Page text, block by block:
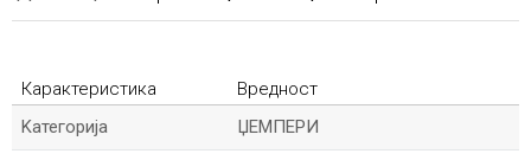
Карактеристика
Вредност
Kатегорија
ЏЕМПЕРИ